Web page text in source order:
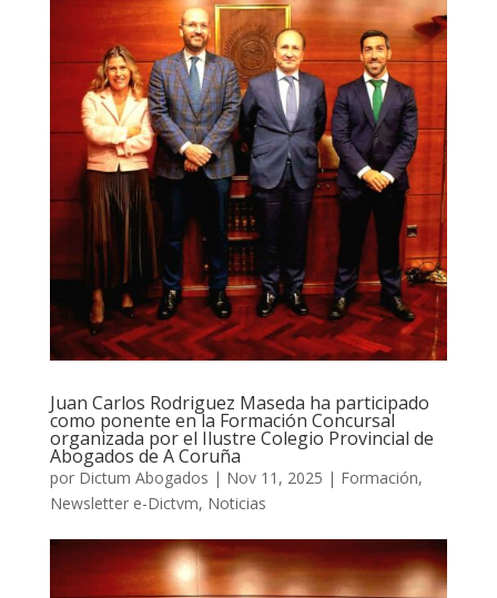
Juan Carlos Rodriguez Maseda ha participado
como ponente en la Formación Concursal
organizada por el Ilustre Colegio Provincial de
Abogados de A Coruña
por Dictum Abogados | Nov 11, 2025 | Formación,
Newsletter e-Dictvm, Noticias